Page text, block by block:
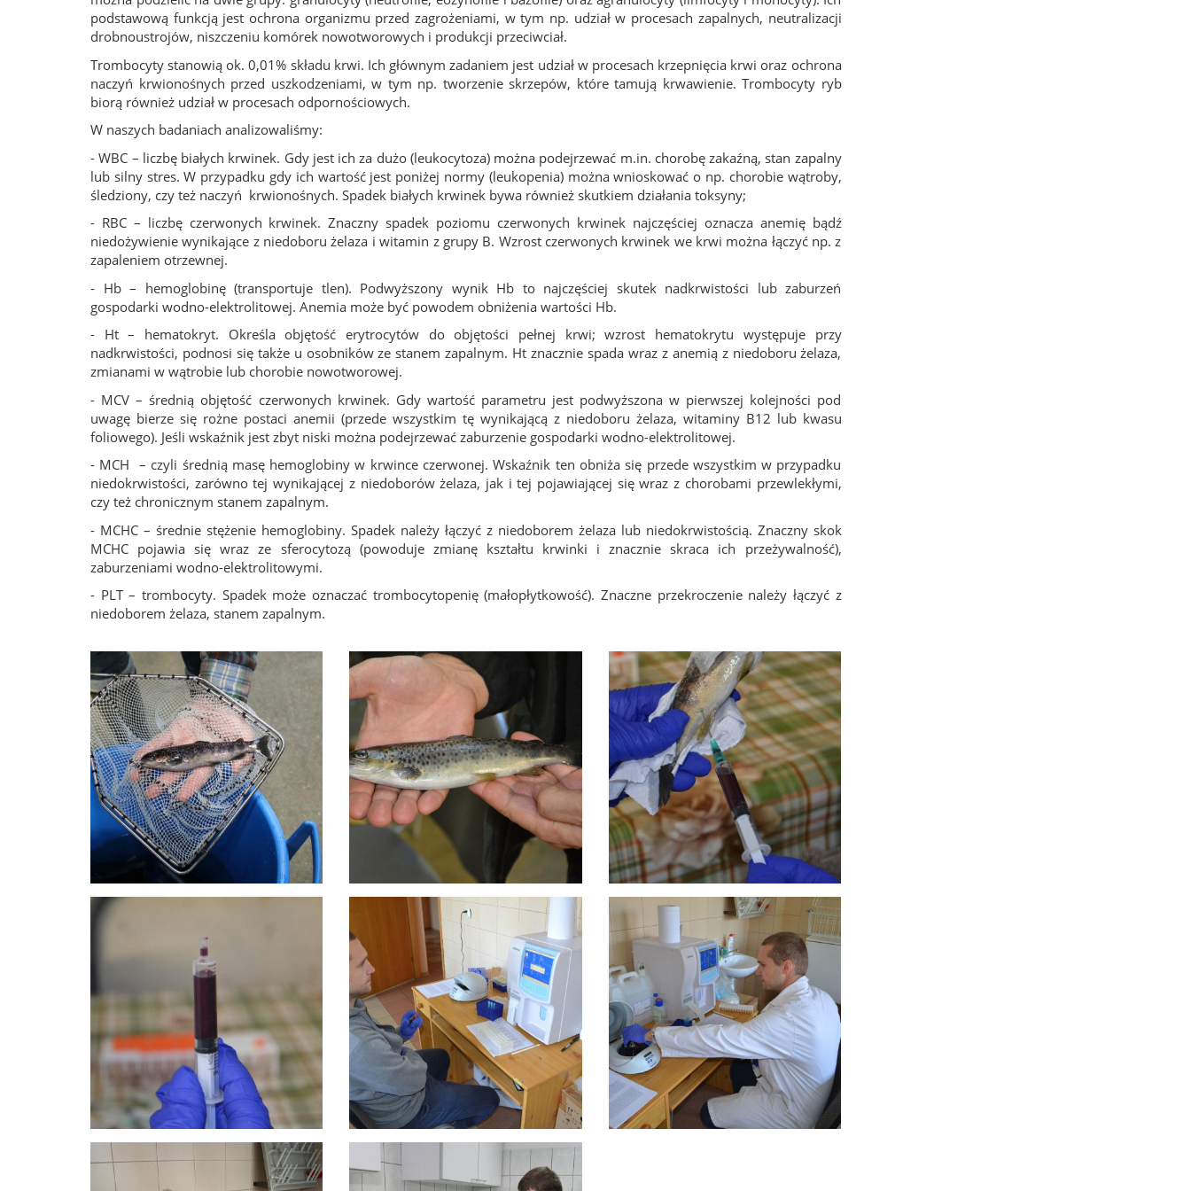
podstawową funkcją jest ochrona organizmu przed zagrożeniami, w tym np. udział w procesach zapalnych, neutralizacji
drobnoustrojów, niszczeniu komórek nowotworowych i produkcji przeciwciał.
Trombocyty stanowią ok. 0,01% składu krwi. Ich głównym zadaniem jest udział w procesach krzepnięcia krwi oraz ochrona
naczyń krwionośnych przed uszkodzeniami, w tym np. tworzenie skrzepów, które tamują krwawienie. Trombocyty ryb
biorą również udział w procesach odpornościowych.
W naszych badaniach analizowaliśmy:
- WBC – liczbę białych krwinek. Gdy jest ich za dużo (leukocytoza) można podejrzewać m.in. chorobę zakaźną, stan zapalny
lub silny stres. W przypadku gdy ich wartość jest poniżej normy (leukopenia) można wnioskować o np. chorobie wątroby,
śledziony, czy też naczyń krwionośnych. Spadek białych krwinek bywa również skutkiem działania toksyny;
- RBC – liczbę czerwonych krwinek. Znaczny spadek poziomu czerwonych krwinek najczęściej oznacza anemię bądź
niedożywienie wynikające z niedoboru żelaza i witamin z grupy B. Wzrost czerwonych krwinek we krwi można łączyć np. z
zapaleniem otrzewnej.
- Hb – hemoglobinę (transportuje tlen). Podwyższony wynik Hb to najczęściej skutek nadkrwistości lub zaburzeń
gospodarki wodno-elektrolitowej. Anemia może być powodem obniżenia wartości Hb.
- Ht – hematokryt. Określa objętość erytrocytów do objętości pełnej krwi; wzrost hematokrytu występuje przy
nadkrwistości, podnosi się także u osobników ze stanem zapalnym. Ht znacznie spada wraz z anemią z niedoboru żelaza,
zmianami w wątrobie lub chorobie nowotworowej.
- MCV – średnią objętość czerwonych krwinek. Gdy wartość parametru jest podwyższona w pierwszej kolejności pod
uwagę bierze się rożne postaci anemii (przede wszystkim tę wynikającą z niedoboru żelaza, witaminy B12 lub kwasu
foliowego). Jeśli wskaźnik jest zbyt niski można podejrzewać zaburzenie gospodarki wodno-elektrolitowej.
- MCH – czyli średnią masę hemoglobiny w krwince czerwonej. Wskaźnik ten obniża się przede wszystkim w przypadku
niedokrwistości, zarówno tej wynikającej z niedoborów żelaza, jak i tej pojawiającej się wraz z chorobami przewlekłymi,
czy też chronicznym stanem zapalnym.
- MCHC – średnie stężenie hemoglobiny. Spadek należy łączyć z niedoborem żelaza lub niedokrwistością. Znaczny skok
MCHC pojawia się wraz ze sferocytozą (powoduje zmianę kształtu krwinki i znacznie skraca ich przeżywalność),
zaburzeniami wodno-elektrolitowymi.
- PLT – trombocyty. Spadek może oznaczać trombocytopenię (małopłytkowość). Znaczne przekroczenie należy łączyć z
niedoborem żelaza, stanem zapalnym.